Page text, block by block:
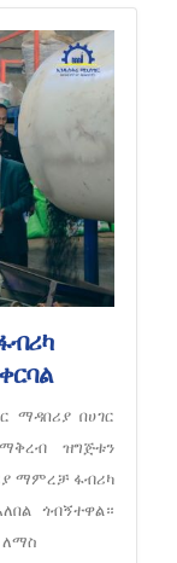
ማዳበሪያ በሀገር
ዝግጅቱን
ማምረቻ ፋብሪካ
ጎብኝተዋል።
ለማስ